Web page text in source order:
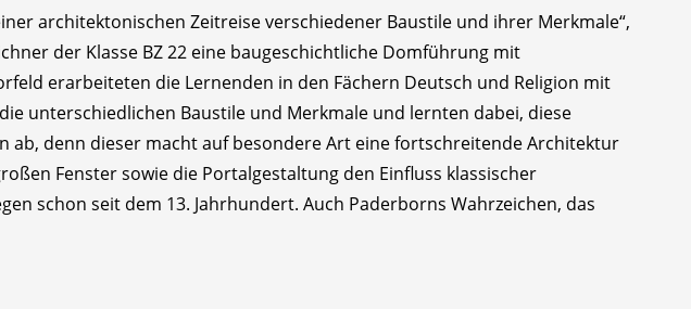
architektonischen Zeitreise verschiedener Baustile und ihrer Merkmale“,
der Klasse BZ 22 eine baugeschichtliche Domführung mit
erarbeiteten die Lernenden in den Fächern Deutsch und Religion mit
unterschiedlichen Baustile und Merkmale und lernten dabei, diese
denn dieser macht auf besondere Art eine fortschreitende Architektur
Fenster sowie die Portalgestaltung den Einfluss klassischer
schon seit dem 13. Jahrhundert. Auch Paderborns Wahrzeichen, das